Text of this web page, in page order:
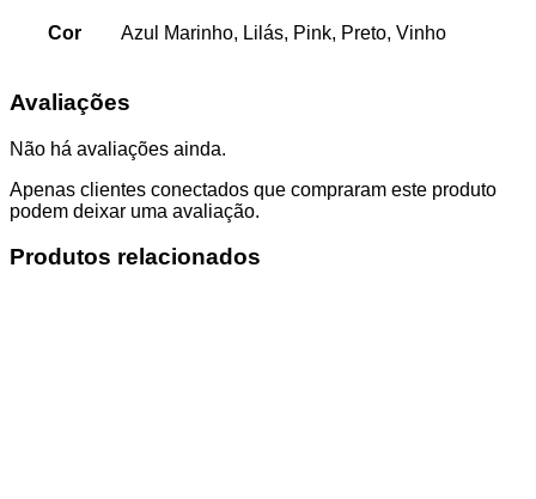
Cor Azul Marinho, Lilás, Pink, Preto, Vinho
Avaliações
Não há avaliações ainda.
Apenas clientes conectados que compraram este produto
podem deixar uma avaliação.
Produtos relacionados